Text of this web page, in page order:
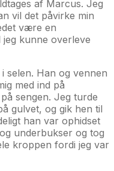
af Marcus. Jeg
vil det påvirke min
være en
kunne overleve
selen. Han og vennen
med ind på
sengen. Jeg turde
gulvet, og gik hen til
han var ophidset
underbukser og tog
kroppen fordi jeg var